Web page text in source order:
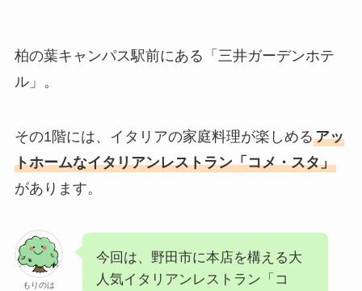
柏の葉キャンパス駅前にある「三井ガーデンホテ
ル」。
その1階には、イタリアの家庭料理が楽しめるアッ
トホームなイタリアンレストラン「コメ・スタ」
があります。
もりのは
今回は、野田市に本店を構える大
人気イタリアンレストラン「コ